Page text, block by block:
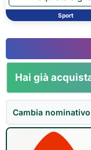
Sport
Hai già
Cambia nominativo